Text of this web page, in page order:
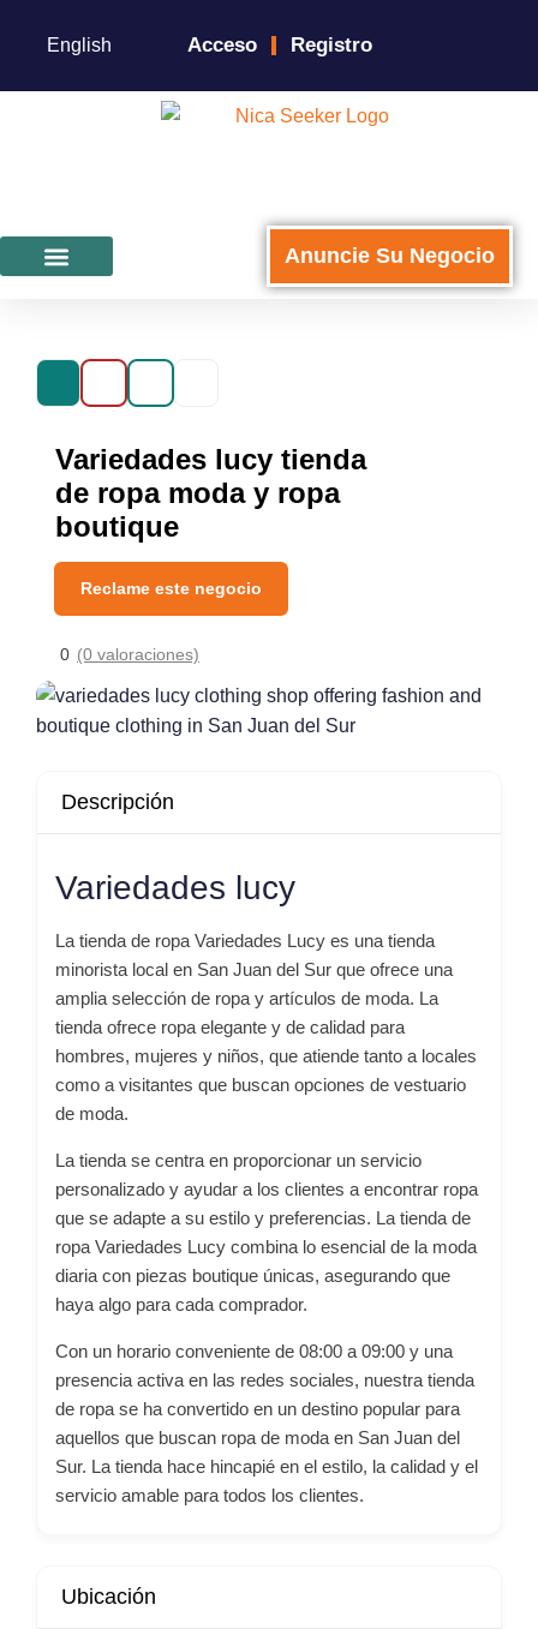
English Acceso Registro
Anuncie Su Negocio
Variedades lucy tienda
de ropa moda y ropa
boutique
Reclame este negocio
0 (0 valoraciones)
Descripción
Variedades lucy
La tienda de ropa Variedades Lucy es una tienda
minorista local en San Juan del Sur que ofrece una
amplia selección de ropa y artículos de moda. La
tienda ofrece ropa elegante y de calidad para
hombres, mujeres y niños, que atiende tanto a locales
como a visitantes que buscan opciones de vestuario
de moda.
La tienda se centra en proporcionar un servicio
personalizado y ayudar a los clientes a encontrar ropa
que se adapte a su estilo y preferencias. La tienda de
ropa Variedades Lucy combina lo esencial de la moda
diaria con piezas boutique únicas, asegurando que
haya algo para cada comprador.
Con un horario conveniente de 08:00 a 09:00 y una
presencia activa en las redes sociales, nuestra tienda
de ropa se ha convertido en un destino popular para
aquellos que buscan ropa de moda en San Juan del
Sur. La tienda hace hincapié en el estilo, la calidad y el
servicio amable para todos los clientes.
Ubicación